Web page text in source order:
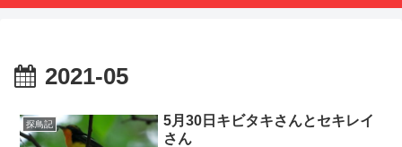
2021-05
探鳥記
5月30日キビタキさんとセキレイ
さん